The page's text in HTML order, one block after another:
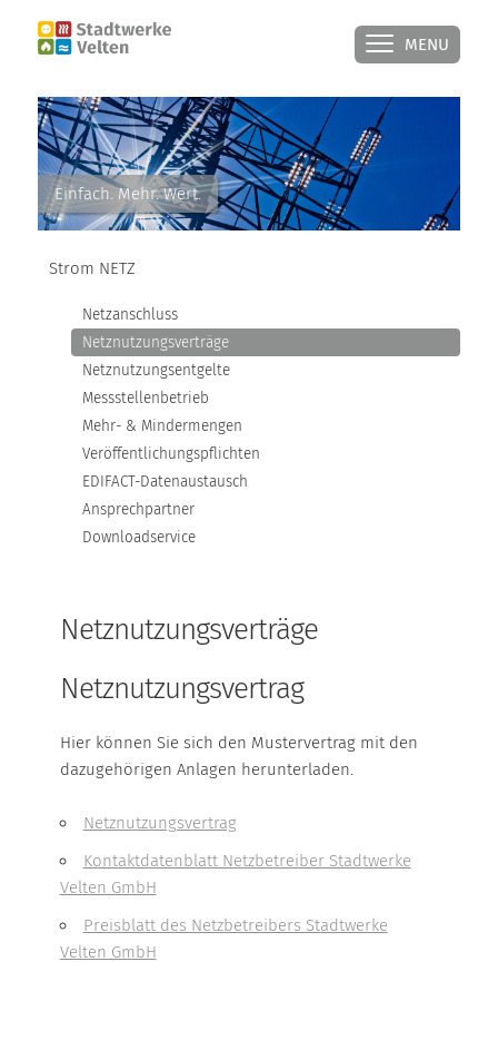
MENU
STROM NETZ
NETZANSCHLUSS
NETZNUTZUNGSVERTRÄGE
NETZNUTZUNGSENTGELTE
MESSSTELLENBETRIEB
MEHR- & MINDERMENGEN
NETZNUTZUNGSVERTRÄGE
NETZANSCHLUSS
NETZNUTZUNGSENTGELTE
GASBESCHAFFENHEITS-WERTE
Einfach. Mehr. Wert.
Strom NETZ
Netzanschluss
Netznutzungsverträge
Netznutzungsentgelte
Messstellenbetrieb
Mehr- & Mindermengen
Veröffentlichungspflichten
EDIFACT-Datenaustausch
Ansprechpartner
Downloadservice
Netznutzungsverträge
Netznutzungsvertrag
Hier können Sie sich den Mustervertrag mit den
dazugehörigen Anlagen herunterladen.
Netznutzungsvertrag
Kontaktdatenblatt Netzbetreiber Stadtwerke
Velten GmbH
Preisblatt des Netzbetreibers Stadtwerke
Velten GmbH